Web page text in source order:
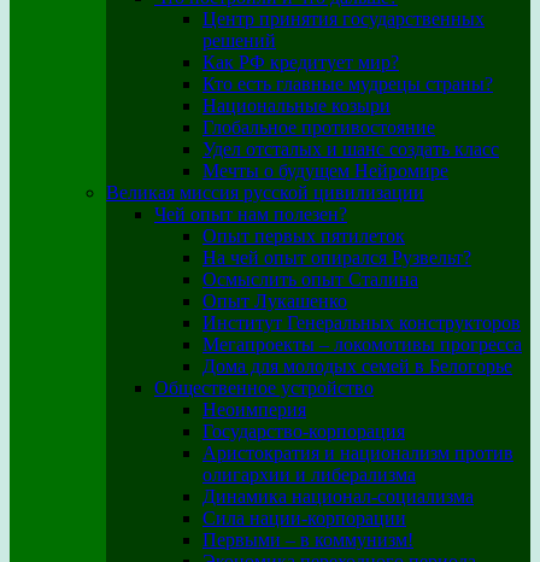
Центр принятия государственных
решений
Как РФ кредитует мир?
Кто есть главные мудрецы страны?
Национальные козыри
Глобальное противостояние
Удел отсталых и шанс создать класс
Мечты о будущем Нейромире
Великая миссия русской цивилизации
Чей опыт нам полезен?
Опыт первых пятилеток
На чей опыт опирался Рузвельт?
Осмыслить опыт Сталина
Опыт Лукашенко
Институт Генеральных конструкторов
Мегапроекты – локомотивы прогресса
Дома для молодых семей в Белогорье
Общественное устройство
Неоимперия
Государство-корпорация
Аристократия и национализм против
олигархии и либерализма
Динамика национал-социализма
Сила нации-корпорации
Первыми – в коммунизм!